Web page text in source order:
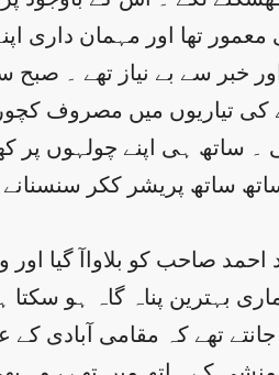
تھا اور مہمان داری
خبر سے بے نیاز تھے ۔
تیاریوں میں مصروف
۔ ساتھ ہی اپنے چولہوں پر
ساتھ پریشر ککر
صاحب کو بلاواآ گیا اور
بہترین پناہ گاہ ہو
تھے کہ مقامی آبادی